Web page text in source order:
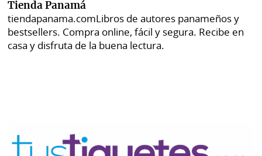
Tienda Panamá
tiendapanama.comLibros de autores panameños y
bestsellers. Compra online, fácil y segura. Recibe en
casa y disfruta de la buena lectura.